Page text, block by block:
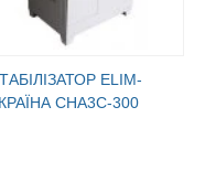
ELIM-
СНА3С-300